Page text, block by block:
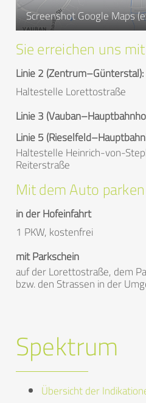
Screenshot Google Maps
Sie erreichen uns
Linie 2 (Zentrum–Günterstal):
Haltestelle Lorettostraße
Linie 3
Linie 5
Haltestelle Heinrich-von-
Reiterstraße
Mit dem Auto
in der Hofeinfahrt
1 PKW, kostenfrei
mit Parkschein
auf der Lorettostraße, dem
bzw. den Strassen in der
Spektrum
Übersicht der